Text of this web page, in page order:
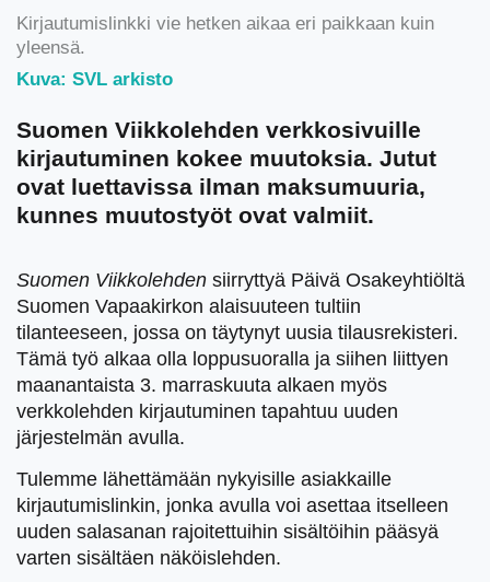
Kirjautumislinkki vie hetken aikaa eri paikkaan kuin
yleensä.
Kuva: SVL arkisto
Suomen Viikkolehden verkkosivuille
kirjautuminen kokee muutoksia. Jutut
ovat luettavissa ilman maksumuuria,
kunnes muutostyöt ovat valmiit.
Suomen Viikkolehden siirryttyä Päivä Osakeyhtiöltä
Suomen Vapaakirkon alaisuuteen tultiin
tilanteeseen, jossa on täytynyt uusia tilausrekisteri.
Tämä työ alkaa olla loppusuoralla ja siihen liittyen
maanantaista 3. marraskuuta alkaen myös
verkkolehden kirjautuminen tapahtuu uuden
järjestelmän avulla.
Tulemme lähettämään nykyisille asiakkaille
kirjautumislinkin, jonka avulla voi asettaa itselleen
uuden salasanan rajoitettuihin sisältöihin pääsyä
varten sisältäen näköislehden.